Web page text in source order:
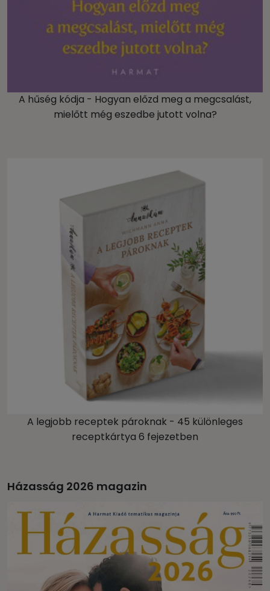
A hűség kódja - Hogyan előzd meg a megcsalást,
mielőtt még eszedbe jutott volna?
A legjobb receptek pároknak - 45 különleges
receptkártya 6 fejezetben
Házasság 2026 magazin